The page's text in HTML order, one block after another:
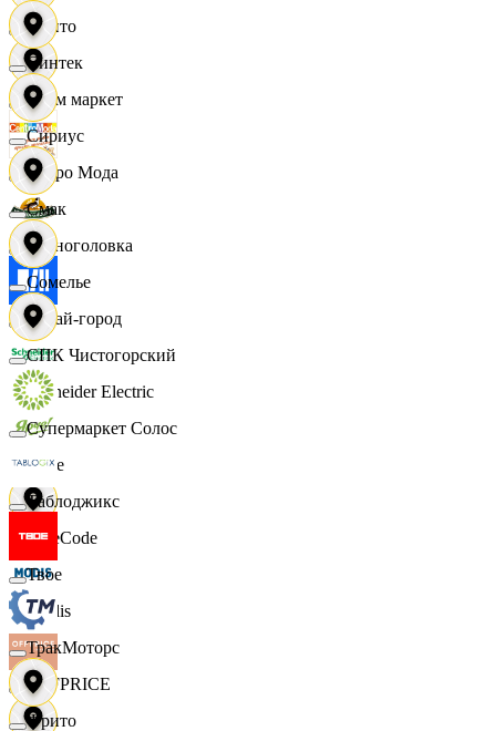
Фрито
Хоум маркет
Цетро Мода
Черноголовка
Читай-город
Schneider Electric
Ярче
FaceCode
Modis
OFFPRICE
Синтек
Сириус
Смак
Сомелье
СПК Чистогорский
Супермаркет Солос
Таблоджикс
Твое
ТракМоторс
Фрито